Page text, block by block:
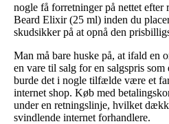
nogle få forretninger på nettet efter
Beard Elixir (25 ml) inden du
skudsikker på at opnå den
Man må bare huske på, at ifald en
en vare til salg for en salgspris
burde det i nogle tilfælde være et
internet shop. Køb med
under en retningslinje, hvilket
svindlende internet forhandlere.